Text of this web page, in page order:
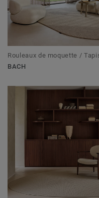
Rouleaux de moquette /
BACH